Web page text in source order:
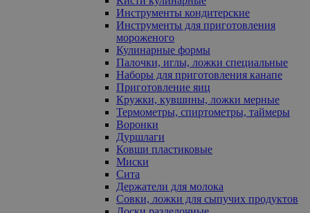
Инструменты кондитерские
Инструменты для приготовления
мороженого
Кулинарные формы
Палочки, иглы, ложки специальные
Наборы для приготовления канапе
Приготовление яиц
Кружки, кувшины, ложки мерные
Термометры, спиртометры, таймеры
Воронки
Дуршлаги
Ковши пластиковые
Миски
Сита
Держатели для молока
Совки, ложки для сыпучих продуктов